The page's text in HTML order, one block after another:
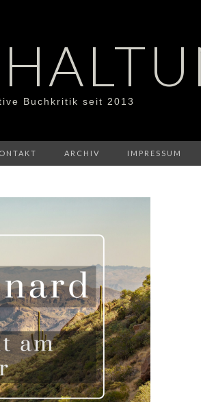
Buchkritik seit 2013
ARCHIV IMPRESSUM